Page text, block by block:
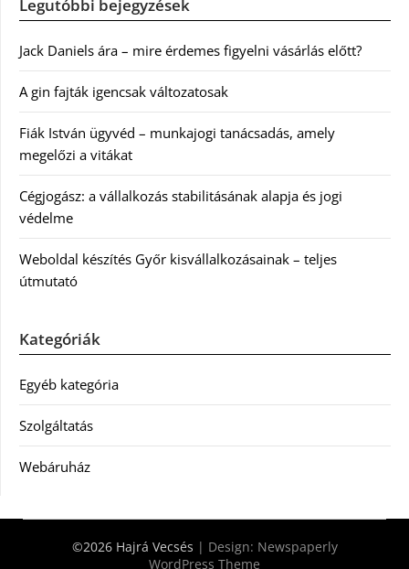
Legutóbbi bejegyzések
Jack Daniels ára – mire érdemes figyelni vásárlás előtt?
A gin fajták igencsak változatosak
Fiák István ügyvéd – munkajogi tanácsadás, amely
megelőzi a vitákat
Cégjogász: a vállalkozás stabilitásának alapja és jogi
védelme
Weboldal készítés Győr kisvállalkozásainak – teljes
útmutató
Kategóriák
Egyéb kategória
Szolgáltatás
Webáruház
©2026 Hajrá Vecsés | Design: Newspaperly
WordPress Theme